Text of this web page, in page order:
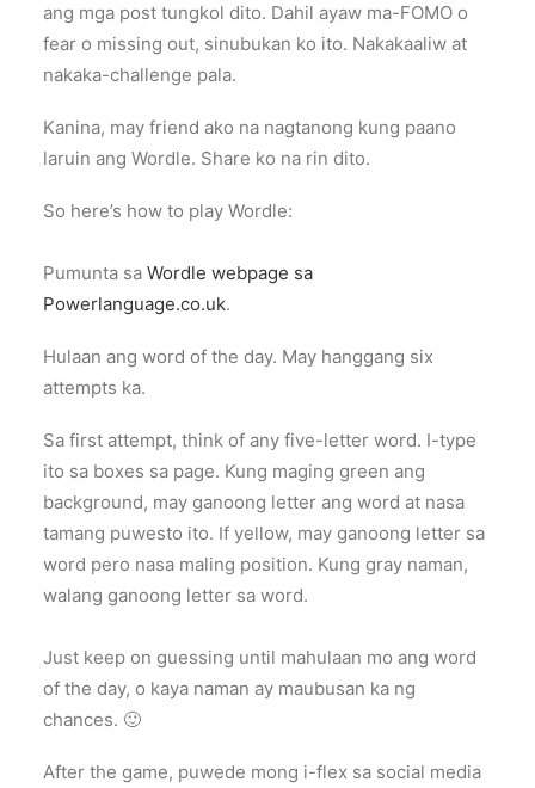
ang mga post tungkol dito. Dahil ayaw ma-FOMO o
fear o missing out, sinubukan ko ito. Nakakaaliw at
nakaka-challenge pala.
Kanina, may friend ako na nagtanong kung paano
laruin ang Wordle. Share ko na rin dito.
So here’s how to play Wordle:
Pumunta sa Wordle webpage sa
Powerlanguage.co.uk.
Hulaan ang word of the day. May hanggang six
attempts ka.
Sa first attempt, think of any five-letter word. I-type
ito sa boxes sa page. Kung maging green ang
background, may ganoong letter ang word at nasa
tamang puwesto ito. If yellow, may ganoong letter sa
word pero nasa maling position. Kung gray naman,
walang ganoong letter sa word.
Just keep on guessing until mahulaan mo ang word
of the day, o kaya naman ay maubusan ka ng
chances. 🙂
After the game, puwede mong i-flex sa social media